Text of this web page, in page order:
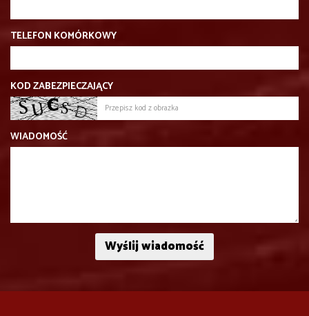
TELEFON KOMÓRKOWY
KOD ZABEZPIECZAJĄCY
WIADOMOŚĆ